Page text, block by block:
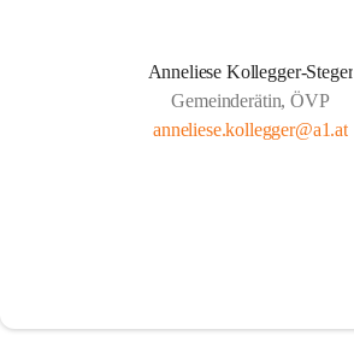
Anneliese Kollegger-Steger
Gemeinderätin, ÖVP
anneliese.kollegger@a1.at